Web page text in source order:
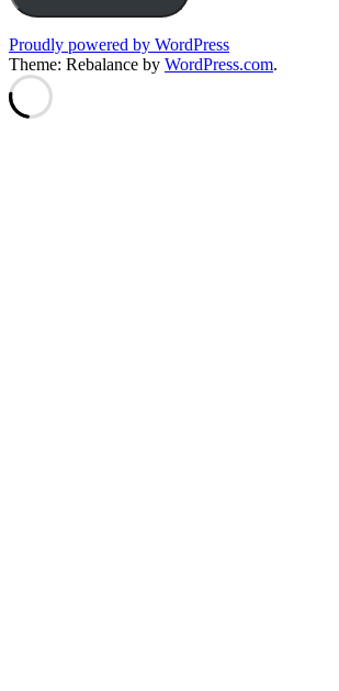
Proudly powered by WordPress
Theme: Rebalance by WordPress.com.